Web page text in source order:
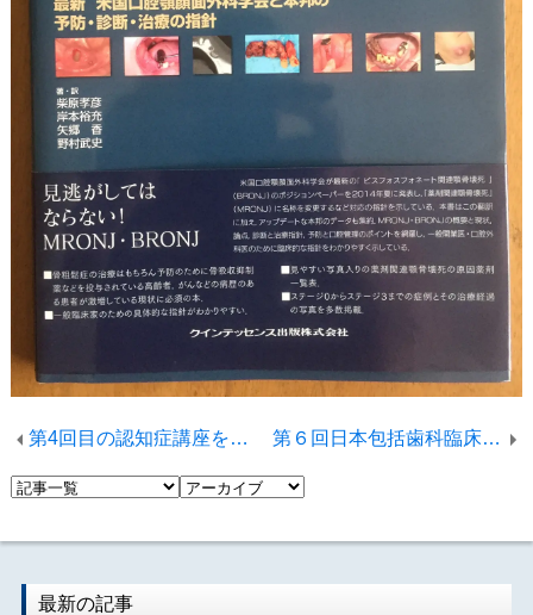
第4回目の認知症講座を受講してきました。 第６回日本包括歯科臨床学会学術大会・総会に出席して来ました。
最新の記事